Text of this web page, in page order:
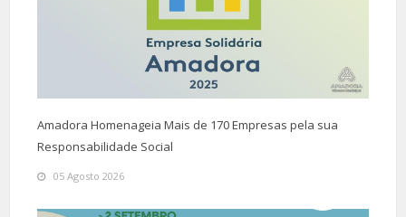
Amadora Homenageia Mais de 170 Empresas pela sua
Responsabilidade Social
05 Agosto 2026